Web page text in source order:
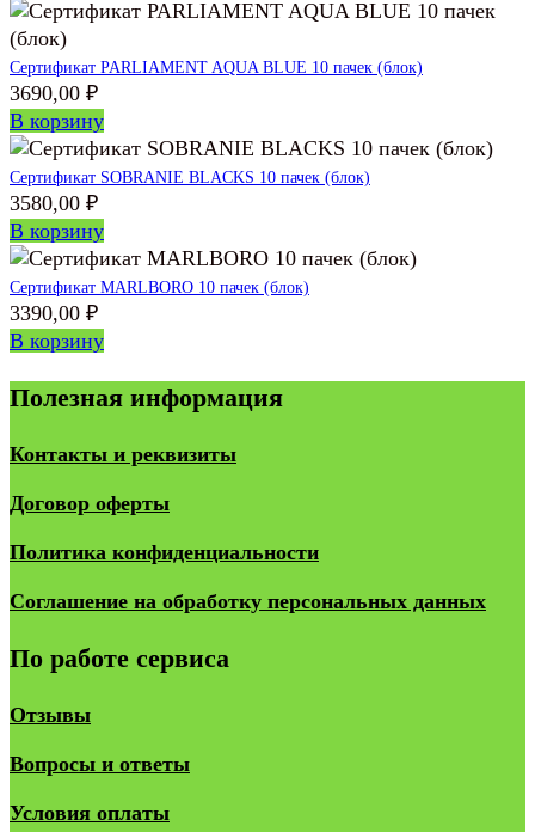
Сертификат PARLIAMENT AQUA BLUE 10 пачек (блок)
3690,00 ₽
В корзину
Сертификат SOBRANIE BLACKS 10 пачек (блок)
3580,00 ₽
В корзину
Сертификат MARLBORO 10 пачек (блок)
3390,00 ₽
В корзину
Полезная информация
Контакты и реквизиты
Договор оферты
Политика конфиденциальности
Соглашение на обработку персональных данных
По работе сервиса
Отзывы
Вопросы и ответы
Условия оплаты